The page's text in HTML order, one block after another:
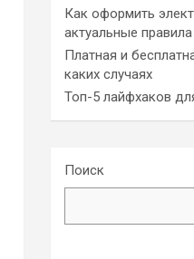
Как оформить
актуальные
Платная и
каких случаях
Топ-5 лайфхаков
Поиск